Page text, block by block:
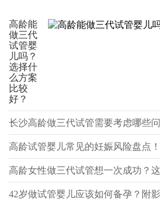
高龄能
做三代
试管婴
儿吗？
选择什
么方案
比较
好？
长沙高龄做三代试管需要考虑哪些
高龄试管婴儿常见的妊娠风险盘点
高龄女性做三代试管想一次成功？
42岁做试管婴儿应该如何备孕？附